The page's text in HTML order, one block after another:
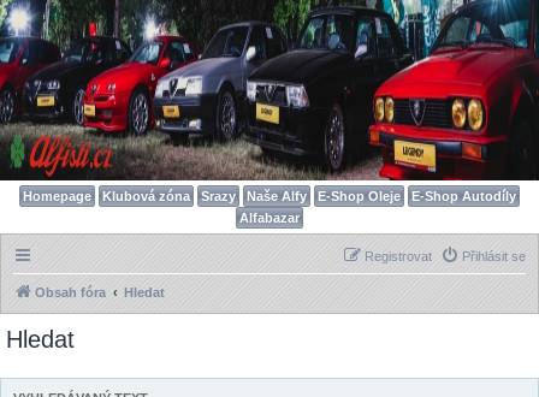
Homepage Klubová zóna Srazy Naše Alfy E-Shop Oleje
E-Shop Autodíly
Alfabazar
Přihlásit se
Registrovat
Obsah fóra Hledat
Hledat